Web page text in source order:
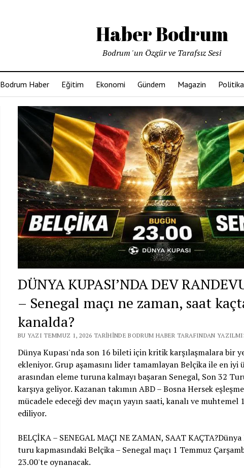
Haber Bodrum
Bodrum 'un Özgür ve Tarafsız Sesi
Bodrum Haber Eğitim Ekonomi Gündem Magazin Politika
DÜNYA KUPASI’NDA DEV
– Senegal maçı ne zaman, saat
kanalda?
BU YAZI TEMMUZ 1, 2026 TARIHINDE BODRUM HABER TARAFINDAN
Dünya Kupası'nda son 16 bileti için kritik karşılaşmalara bir
ekleniyor. Grup aşamasını lider tamamlayan Belçika ile en iyi
arasından eleme turuna kalmayı başaran Senegal, Son 32
karşıya geliyor. Kazanan takımın ABD – Bosna Hersek
mücadele edeceği dev maçın yayın saati, kanalı ve
ediliyor.
BELÇİKA – SENEGAL MAÇI NE ZAMAN, SAAT KAÇTA?Dünya
turu kapmasındaki Belçika – Senegal maçı 1 Temmuz
23.00'te oynanacak.